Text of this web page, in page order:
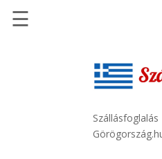
Szállásinfo.eu
Repülőjegy
☰